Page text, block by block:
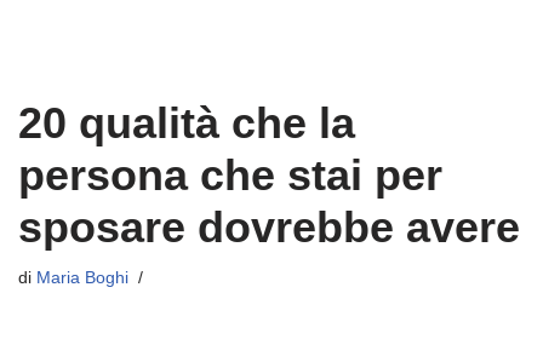
20 qualità che la
persona che stai per
sposare dovrebbe avere
di Maria Boghi